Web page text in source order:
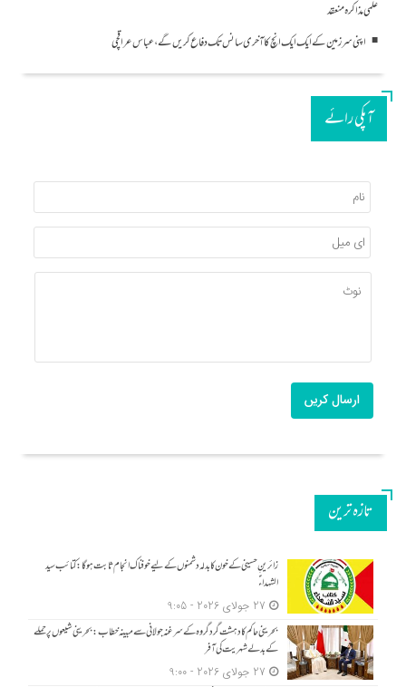
علمی مذاکرہ منعقد
اپنی سرزمین کے ایک ایک انچ کا آخری سانس تک دفاع کریں گے، عباس عراقچی
آپکی رائے
ارسال کریں
تازه ترین
زائرینِ حسینی کے خون کا بدلہ دشمنوں کے لیے خوفناک انجام ثابت ہوگا: کتائب سید
الشہداءؑ
27 جولای 2026 - 9:05
بحرینی حاکم کا دہشت گرد گروہ کے سرغنہ جولانی سے مبینہ خطاب: بحرینی شیعوں پر حملے
کے بدلے شہریت کی آفر
27 جولای 2026 - 9:00